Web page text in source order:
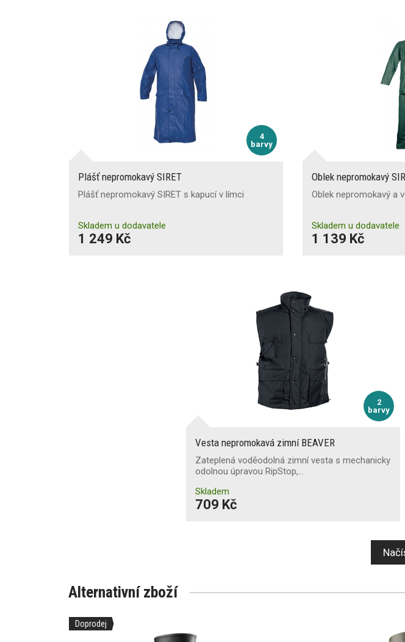
4
barvy
Plášť nepromokavý SIRET
Plášť nepromokavý SIRET s kapucí v límci
Skladem u dodavatele
1 249 Kč
Oblek nepromokavý
Oblek nepromokavý a
Skladem u dodavatele
1 139 Kč
2
barvy
Vesta nepromokavá zimní BEAVER
Zateplená voděodolná zimní vesta s mechanicky
odolnou úpravou RipStop,…
Skladem
709 Kč
Alternativní zboží
Doprodej